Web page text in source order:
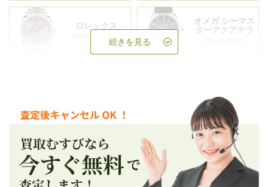
ロレックス
backup_rolex
オメガ シーマス
ターアクアテラ
続きを見る